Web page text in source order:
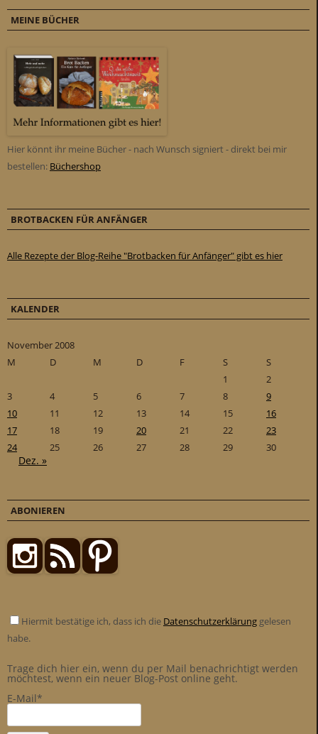
MEINE BÜCHER
Hier könnt ihr meine Bücher - nach Wunsch signiert - direkt bei mir
bestellen: Büchershop
BROTBACKEN FÜR ANFÄNGER
Alle Rezepte der Blog-Reihe "Brotbacken für Anfänger" gibt es hier
KALENDER
November 2008
M
D M D F S
S
1
2
3
4 5 6 7 8
9
10
11 12 13 14 15
16
17
18 19 20 21 22
23
24
25 26 27 28 29 30
Dez. »
ABONIEREN
Hiermit bestätige ich, dass ich die Datenschutzerklärung gelesen
habe.
Trage dich hier ein, wenn du per Mail benachrichtigt werden
möchtest, wenn ein neuer Blog-Post online geht.
E-Mail*